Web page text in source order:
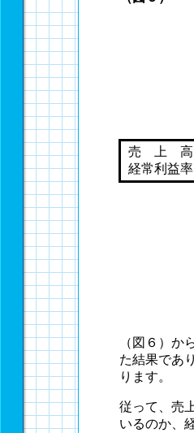
売 上 高
経常利益率
（図６）か
た結果であ
ります。
従って、売
いるのか、